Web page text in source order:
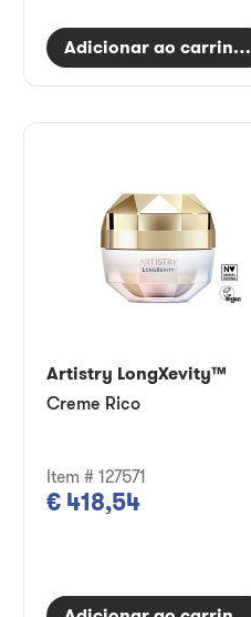
Adicionar ao carrinho
Artistry LongXevity™
Creme Rico
Item # 127571
€ 418,54